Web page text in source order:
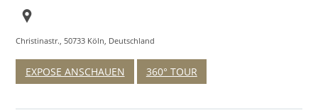
Christinastr., 50733 Köln, Deutschland
EXPOSE ANSCHAUEN 360° TOUR